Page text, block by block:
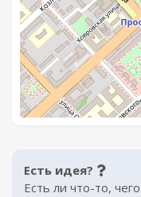
Есть идея?
Есть ли что-то,